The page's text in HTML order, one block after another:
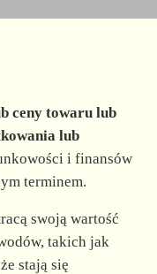
ceny towaru lub
lub
i finansów
terminem.
swoją wartość
takich jak
stają się